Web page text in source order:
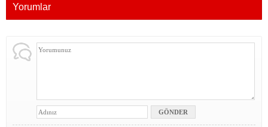
Yorumlar